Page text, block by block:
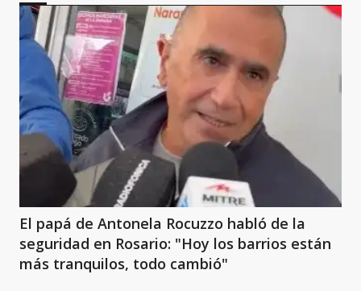
El papá de Antonela Rocuzzo habló de la
seguridad en Rosario: "Hoy los barrios están
más tranquilos, todo cambió"